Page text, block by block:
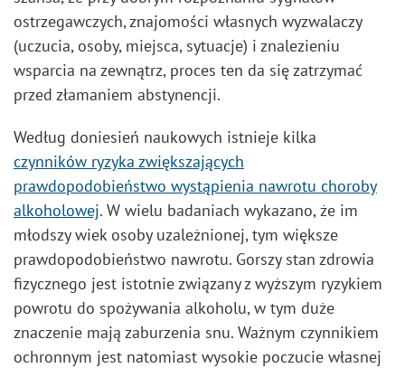
ostrzegawczych, znajomości własnych wyzwalaczy
(uczucia, osoby, miejsca, sytuacje) i znalezieniu
wsparcia na zewnątrz, proces ten da się zatrzymać
przed złamaniem abstynencji.
Według doniesień naukowych istnieje kilka
czynników ryzyka zwiększających
prawdopodobieństwo wystąpienia nawrotu choroby
alkoholowej. W wielu badaniach wykazano, że im
młodszy wiek osoby uzależnionej, tym większe
prawdopodobieństwo nawrotu. Gorszy stan zdrowia
fizycznego jest istotnie związany z wyższym ryzykiem
powrotu do spożywania alkoholu, w tym duże
znaczenie mają zaburzenia snu. Ważnym czynnikiem
ochronnym jest natomiast wysokie poczucie własnej